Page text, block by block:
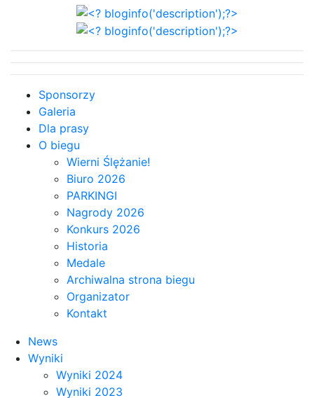
Sponsorzy
Galeria
Dla prasy
O biegu
Wierni Ślężanie!
Biuro 2026
PARKINGI
Nagrody 2026
Konkurs 2026
Historia
Medale
Archiwalna strona biegu
Organizator
Kontakt
News
Wyniki
Wyniki 2024
Wyniki 2023